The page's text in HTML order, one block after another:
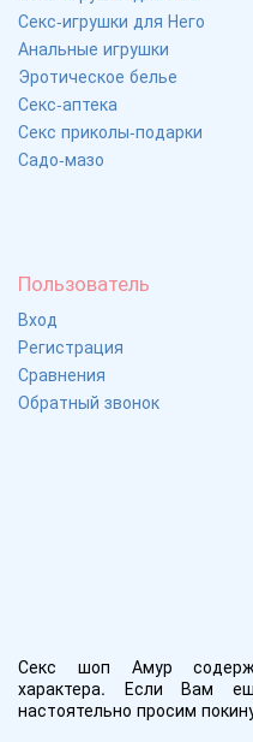
Секс-игрушки для Него
Анальные игрушки
Эротическое белье
Секс-аптека
Секс приколы-подарки
Садо-мазо
Пользователь
Вход
Регистрация
Сравнения
Обратный звонок
Секс шоп Амур
характера. Если Вам
настоятельно просим